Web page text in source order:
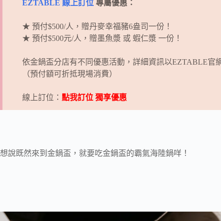
EZTABLE 線上訂位 專屬優惠：
★ 預付$500/人，贈丹麥幸福豬6盎司一份！
★ 預付$500元/人，贈墨魚漿 或 蝦仁漿 一份！
依金鍋盃分店有不同優惠活動，詳細資訊以EZTABLE官
（預付額可折抵現場消費）
線上訂位： 點我訂位 獨享優惠
想說既然來到金鍋盃，就要吃金鍋盃的霸氣海陸鍋咩！